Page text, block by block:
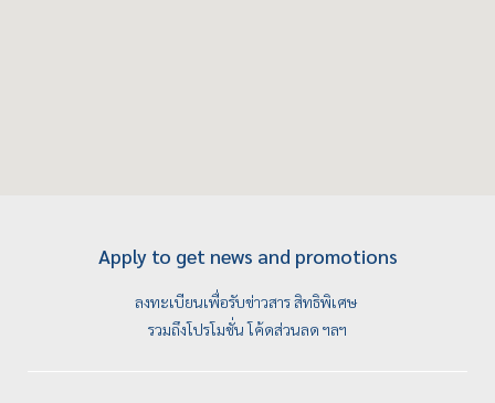
Apply to get news and promotions
ลงทะเบียนเพื่อรับข่าวสาร สิทธิพิเศษ
รวมถึงโปรโมชั่น โค้ดส่วนลด ฯลฯ